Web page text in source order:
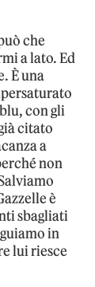
che
a lato. Ed
È una
con gli
citato
a
non
è
sbagliati
in
lui riesce